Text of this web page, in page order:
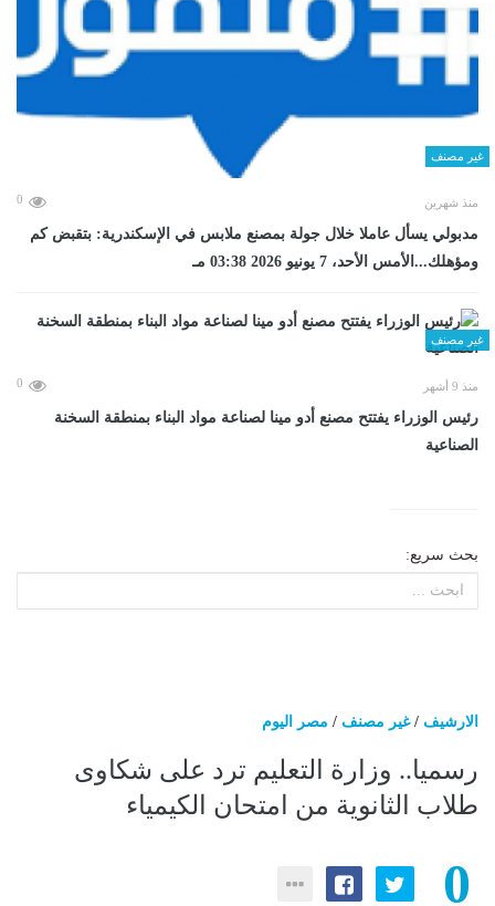
غير مصنف
منذ شهرين 0
مدبولي يسأل عاملا خلال جولة بمصنع ملابس في الإسكندرية: بتقبض كم
ومؤهلك...الأمس الأحد، 7 يونيو 2026 03:38 مـ
غير مصنف
منذ 9 أشهر 0
رئيس الوزراء يفتتح مصنع أدو مينا لصناعة مواد البناء بمنطقة السخنة
الصناعية
بحث سريع:
الارشيف /غير مصنف / مصر اليوم
رسميا.. وزارة التعليم ترد على شكاوى
طلاب الثانوية من امتحان الكيمياء
0